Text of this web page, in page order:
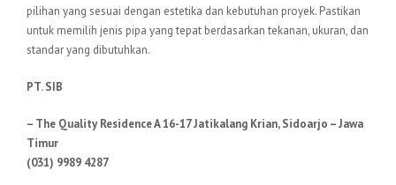
pilihan yang sesuai dengan estetika dan kebutuhan proyek. Pastikan
untuk memilih jenis pipa yang tepat berdasarkan tekanan, ukuran, dan
standar yang dibutuhkan.
PT. SIB
– The Quality Residence A 16-17 Jatikalang Krian, Sidoarjo – Jawa
Timur
(031) 9989 4287